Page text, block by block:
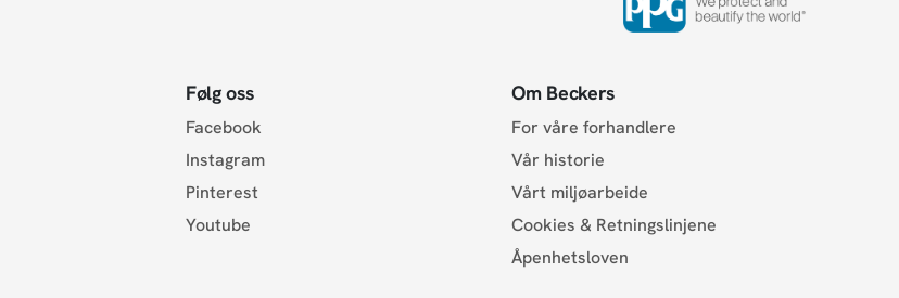
Følg oss
Facebook
Instagram
Pinterest
Youtube
Om Beckers
For våre forhandlere
Vår historie
Vårt miljøarbeide
Cookies & Retningslinjene
Åpenhetsloven